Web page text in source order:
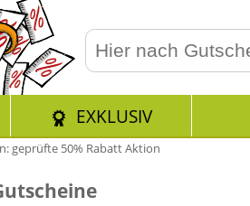
EXKLUSIV
geprüfte 50% Rabatt Aktion